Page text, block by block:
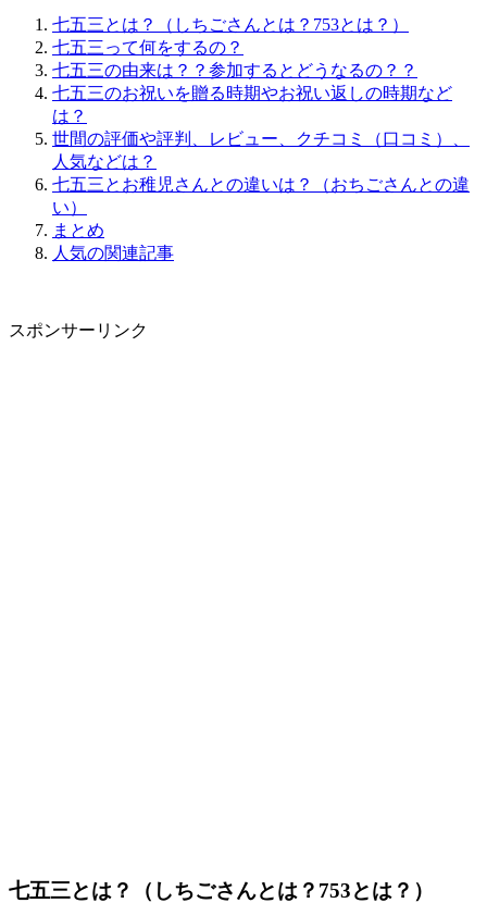
七五三とは？（しちごさんとは？753とは？）
七五三って何をするの？
七五三の由来は？？参加するとどうなるの？？
七五三のお祝いを贈る時期やお祝い返しの時期など
は？
世間の評価や評判、レビュー、クチコミ（口コミ）、
人気などは？
七五三とお稚児さんとの違いは？（おちごさんとの違
い）
まとめ
人気の関連記事
スポンサーリンク
七五三とは？（しちごさんとは？753とは？）